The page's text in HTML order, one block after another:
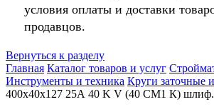
условия оплаты и доставки
продавцов.
Вернуться к разделу
Главная Каталог товаров и услуг
Инструменты и техника Круги заточные
400х40х127 25А 40 K V (40 СМ1 К)